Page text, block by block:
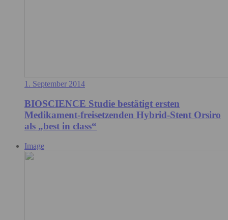
1. September 2014
BIOSCIENCE Studie bestätigt ersten
Medikament-freisetzenden Hybrid-Stent Orsiro
als „best in class“
Image